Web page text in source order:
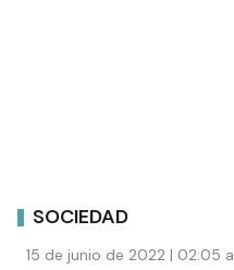
SOCIEDAD
15 de junio de 2022 | 02:05